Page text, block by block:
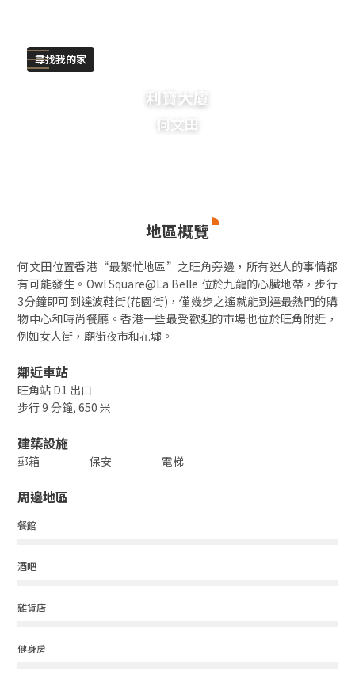
尋找我的家
利寶大廈
何文田
地區概覽
何文田位置香港“最繁忙地區”之旺角旁邊，所有迷人的事情都
有可能發生。OwlSquare@La Belle 位於九龍的心臟地帶，步行
3分鐘即可到達波鞋街(花園街)，僅幾步之遙就能到達最熱門的購
物中心和時尚餐廳。香港一些最受歡迎的市場也位於旺角附近，
例如女人街，廟街夜市和花墟。
鄰近車站
旺角站 D1 出口
步行 9 分鐘, 650 米
建築設施
郵箱 保安 電梯
周邊地區
餐館
酒吧
雜貨店
健身房